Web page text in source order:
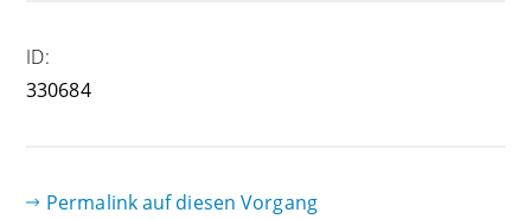
ID:
330684
Permalink auf diesen Vorgang